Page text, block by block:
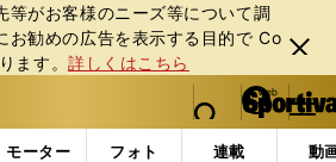
等がお客様のニーズ等について調
お勧めの広告を表⽰する⽬的で Co
ます。詳しくはこちら
閉じ
る
web Sportiva (webスポルティーバ)
検索
マイペ
ー
ジ
メニュ
モーター フォト 連載 動
一覧 その他球技 【ＮＦＬ】スー